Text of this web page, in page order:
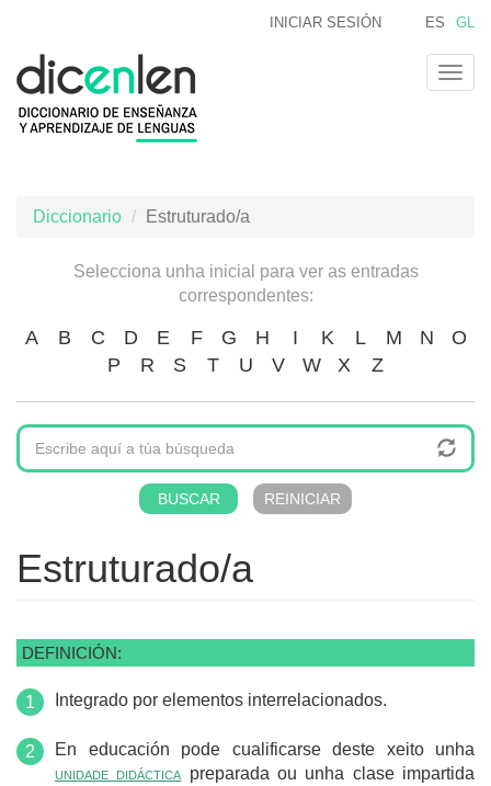
contido
principal
ES GL
INICIAR SESIÓN
Diccionario Estruturado/a
Selecciona unha inicial para ver as entradas
correspondentes:
A B C D E F G H I K L M N
O
P
R S T U V W X Z
Estruturado/a
DEFINICIÓN:
Integrado por elementos interrelacionados.
En educación pode cualificarse deste xeito unha
unidade didáctica preparada ou unha clase impartida